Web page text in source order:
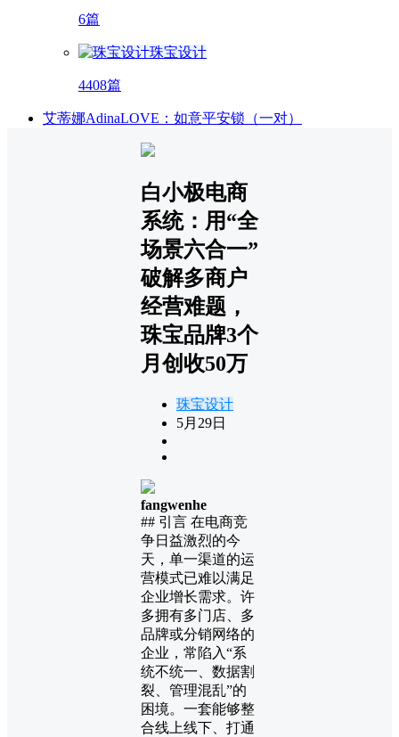
6篇
珠宝设计
4408篇
艾蒂娜AdinaLOVE：如意平安锁（一对）
白小极电商
系统：用“全
场景六合一”
破解多商户
经营难题，
珠宝品牌3个
月创收50万
珠宝设计
5月29日
fangwenhe
## 引言 在电商竞
争日益激烈的今
天，单一渠道的运
营模式已难以满足
企业增长需求。许
多拥有多门店、多
品牌或分销网络的
企业，常陷入“系
统不统一、数据割
裂、管理混乱”的
困境。一套能够整
合线上线下、打通